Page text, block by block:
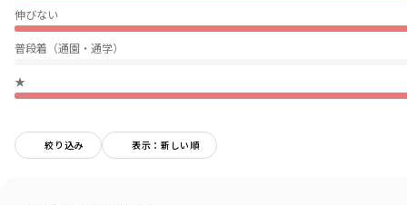
伸びない
普段着（通園・通学）
★
絞り込み 表示：新しい順